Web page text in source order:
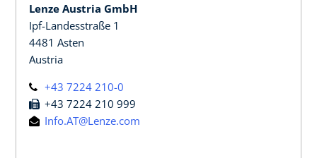
Lenze Austria GmbH
Ipf-Landesstraße 1
4481 Asten
Austria
+43 7224 210-0
+43 7224 210 999
Info.AT@Lenze.com